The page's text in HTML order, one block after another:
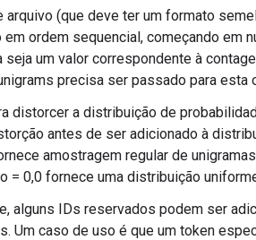
(que deve ter um formato
ordem sequencial, começando em
seja um valor correspondente à
precisa ser passado para esta
distorcer a distribuição de
antes de ser adicionado à
amostragem regular de
= 0,0 fornece uma distribuição
alguns IDs reservados podem ser
Um caso de uso é que um token